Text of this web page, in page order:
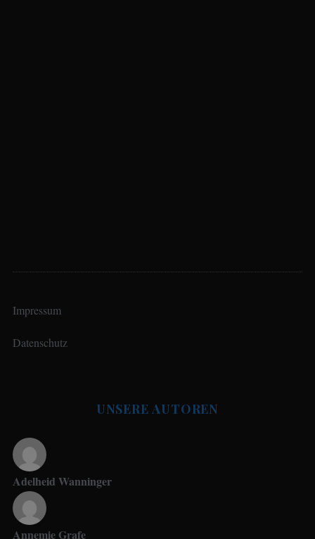
Impressum
Datenschutz
UNSERE AUTOREN
Adelheid Wanninger
Annemie Grafe